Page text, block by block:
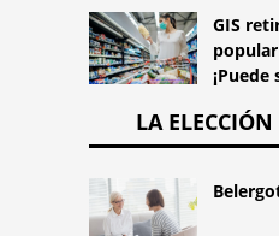
GIS
LA